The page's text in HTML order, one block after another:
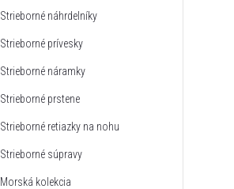
Strieborné náhrdelníky
Strieborné prívesky
Strieborné náramky
Strieborné prstene
Strieborné retiazky na nohu
Strieborné súpravy
Morská kolekcia